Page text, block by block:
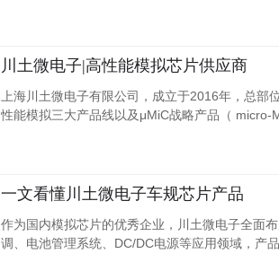
川土微电子|高性能模拟芯片供应商
上海川土微电子有限公司，成立于2016年，总
性能模拟三大产品线以及μMiC战略产品（
一文看懂川土微电子车规芯片产品
作为国内模拟芯片的优秀企业，川土微电子全面
调、电池管理系统、DC/DC电源等应用领域，产